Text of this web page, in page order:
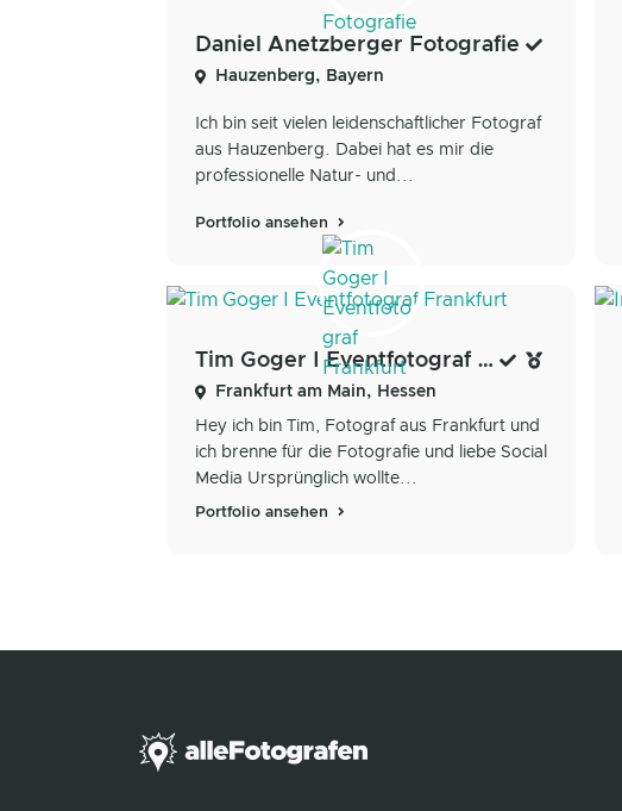
Daniel Anetzberger Fotografie
Hauzenberg, Bayern
Ich bin seit vielen leidenschaftlicher Fotograf
aus Hauzenberg. Dabei hat es mir die
professionelle Natur- und...
Portfolio ansehen
Tim Goger I Eventfotograf Frankfurt
Frankfurt am Main, Hessen
Hey ich bin Tim, Fotograf aus Frankfurt und
ich brenne für die Fotografie und liebe Social
Media Ursprünglich wollte...
Portfolio ansehen